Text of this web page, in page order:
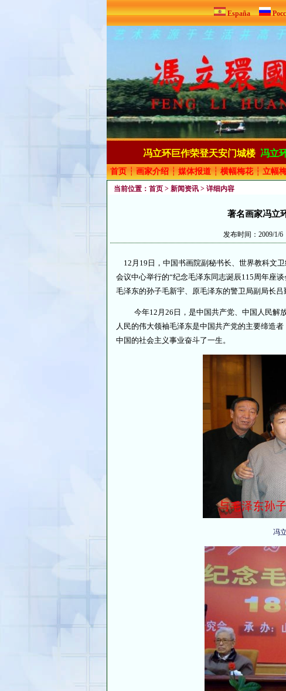
España
冯立环巨作荣登天安门城楼 冯立
首页 ┆ 画家介绍 ┆ 媒体报道 ┆ 横幅梅花 ┆ 立幅
当前位置： 首页 > 新闻资讯 > 详细内容
著名画家冯立
发布时间：2009/1/
12月19日，中国书画院副秘书长、世界教科文
会议中心举行的“纪念毛泽东同志诞辰115周年座
毛泽东的孙子毛新宇、原毛泽东的警卫局副局长吕
今年12月26日，是中国共产党、中国人民解放
人民的伟大领袖毛泽东是中国共产党的主要缔造
中国的社会主义事业奋斗了一生。
冯